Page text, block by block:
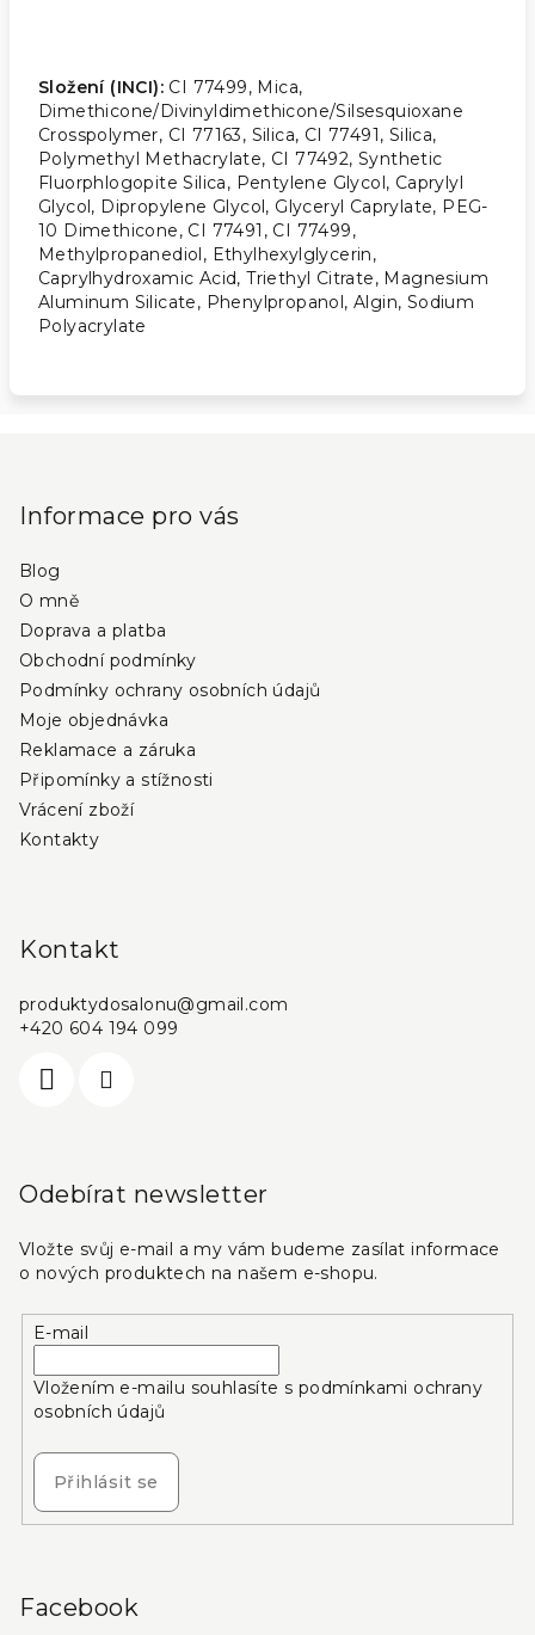
Složení (INCI): CI 77499, Mica,
Dimethicone/Divinyldimethicone/Silsesquioxane
Crosspolymer, CI 77163, Silica, CI 77491, Silica,
Polymethyl Methacrylate, CI 77492, Synthetic
Fluorphlogopite Silica, Pentylene Glycol, Caprylyl
Glycol, Dipropylene Glycol, Glyceryl Caprylate, PEG-
10 Dimethicone, CI 77491, CI 77499,
Methylpropanediol, Ethylhexylglycerin,
Caprylhydroxamic Acid, Triethyl Citrate, Magnesium
Aluminum Silicate, Phenylpropanol, Algin, Sodium
Polyacrylate
Informace pro vás
Blog
O mně
Doprava a platba
Obchodní podmínky
Podmínky ochrany osobních údajů
Moje objednávka
Reklamace a záruka
Připomínky a stížnosti
Vrácení zboží
Kontakty
Kontakt
produktydosalonu@gmail.com
+420 604 194 099
Odebírat newsletter
Vložte svůj e-mail a my vám budeme zasílat informace
o nových produktech na našem e-shopu.
E-mail
Vložením e-mailu souhlasíte s podmínkami ochrany
osobních údajů
Přihlásit se
Facebook